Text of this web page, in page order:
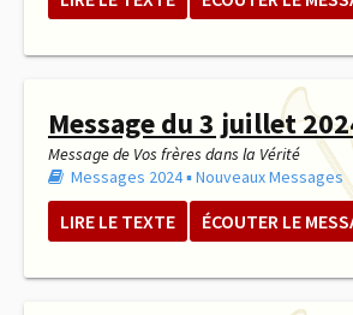
Message du 3 juillet
Message de Vos frères dans la Vérité
Messages 2024▪︎Nouveaux Messages
LIRE LE TEXTE ÉCOUTER LE